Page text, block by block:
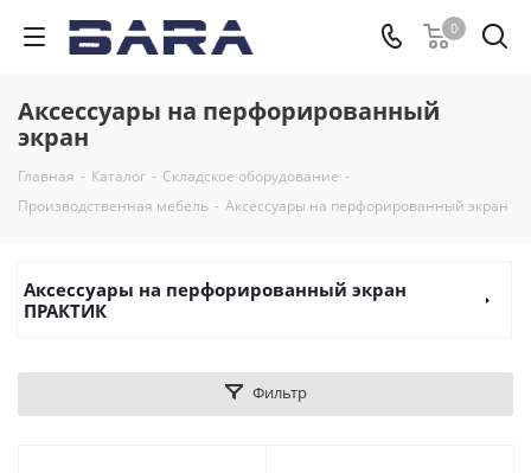
0
Аксессуары на перфорированный
экран
Главная - Каталог - Складское оборудование -
Производственная мебель - Аксессуары на перфорированный экран
Аксессуары на перфорированный экран
ПРАКТИК
Фильтр